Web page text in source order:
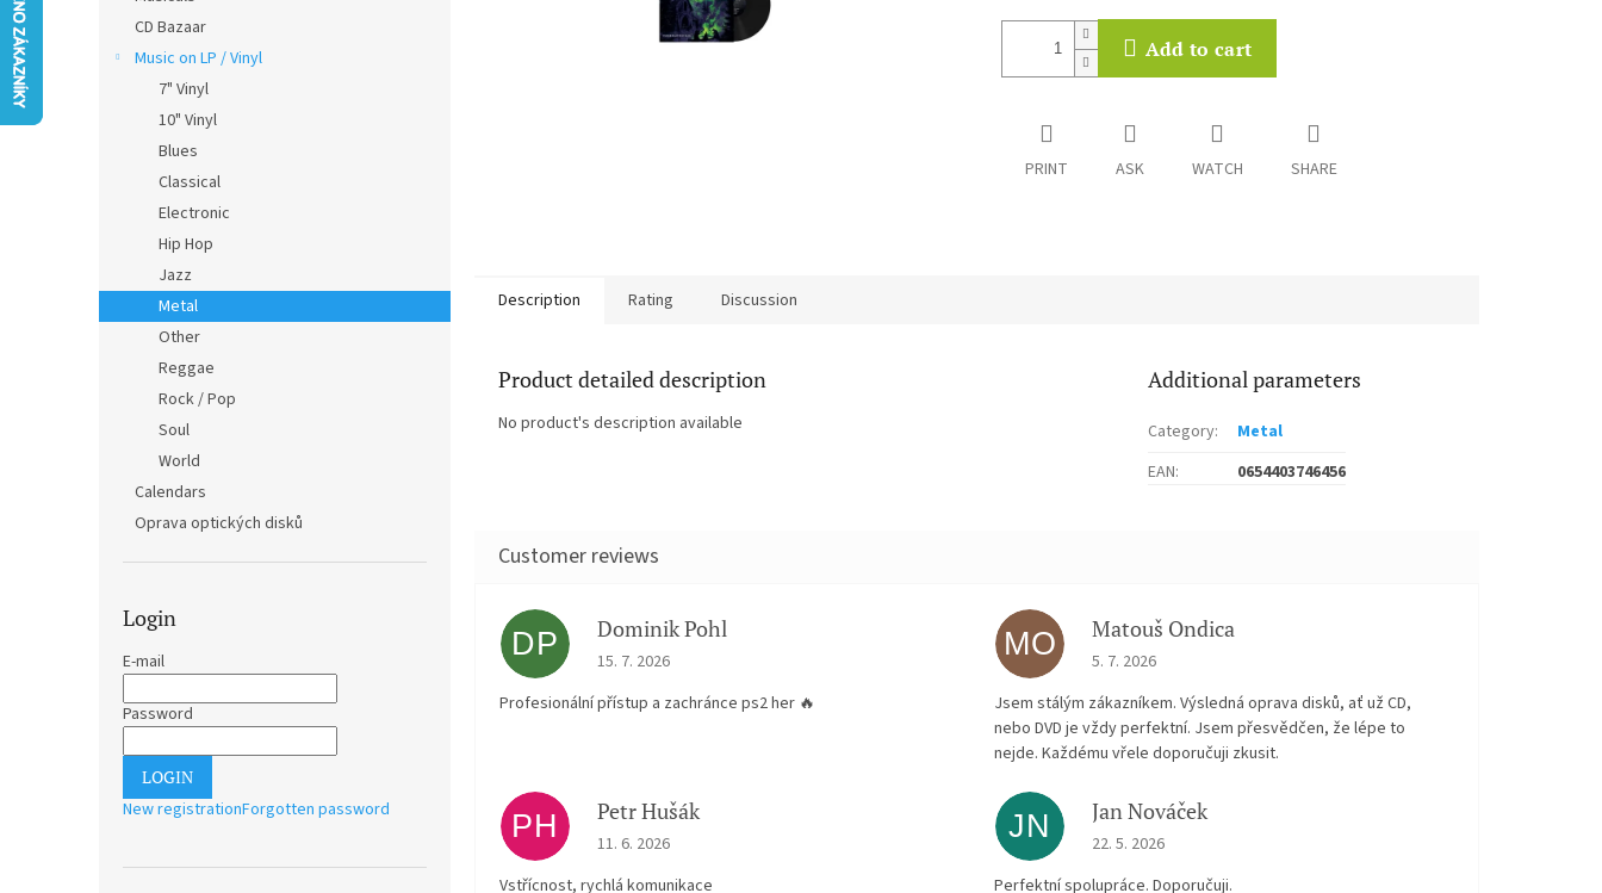
CD Bazaar
Music on LP / Vinyl
7" Vinyl
10" Vinyl
Blues
Classical
Electronic
Hip Hop
Jazz
Metal
Other
Reggae
Rock / Pop
Soul
World
Calendars
Oprava optických disků
Login
E-mail
Password
LOGIN
New registrationForgotten password
Add to cart
PRINT ASK WATCH SHARE
Description Rating Discussion
Product detailed description
No product's description available
Additional parameters
Category:
Metal
EAN: 0654403746456
DP Dominik Pohl
The store rating is 5 out of 5 stars.
15. 7. 2026
Profesionální přístup a zachránce ps2 her 🔥
MO Matouš Ondica
The store rating is 5 out of 5 stars.
5. 7. 2026
Jsem stálým zákazníkem. Výsledná oprava disků, ať už CD,
nebo DVD je vždy perfektní. Jsem přesvědčen, že lépe to
nejde. Každému vřele doporučuji zkusit.
PH Petr Hušák
The store rating is 5 out of 5 stars.
11. 6. 2026
Vstřícnost, rychlá komunikace
JN Jan Nováček
The store rating is 5 out of 5 stars.
22. 5. 2026
Perfektní spolupráce. Doporučuji.